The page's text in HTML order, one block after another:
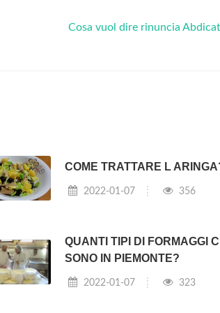
Cosa vuol dire rinuncia
COME TRATTARE L
2022-01-07 356
QUANTI TIPI DI FORMAGGI CI
SONO IN PIEMONTE?
2022-01-07 323